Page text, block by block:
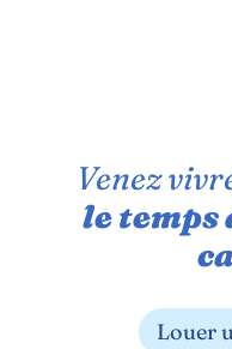
Venez
le temps
Louer